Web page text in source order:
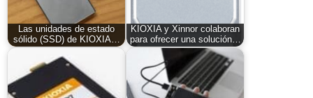
Las unidades de estado
sólido (SSD) de KIOXIA…
KIOXIA y Xinnor colaboran
para ofrecer una solución…